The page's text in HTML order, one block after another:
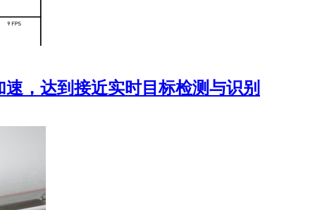
速，达到接近实时目标检测与识别